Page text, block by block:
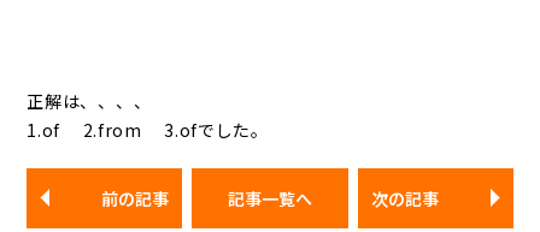
正解は、、、、
1.of 2.from 3.ofでした。
前の記事 記事一覧へ 次の記事